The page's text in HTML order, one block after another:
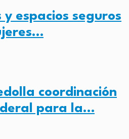
y espacios seguros
coordinación
para la…